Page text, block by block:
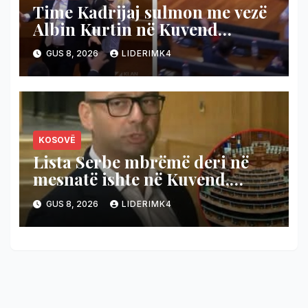
Time Kadrijaj sulmon me vezë
Albin Kurtin në Kuvend
(Video)
GUS 8, 2026 LIDERIMK4
KOSOVË
​Lista Serbe mbrëmë deri në
mesnatë ishte në Kuvend,
Krasniqi nga VV-opozitës: U
kanë ardhur në ndihmë
“shokët e Radoiçiqit”
GUS 8, 2026 LIDERIMK4